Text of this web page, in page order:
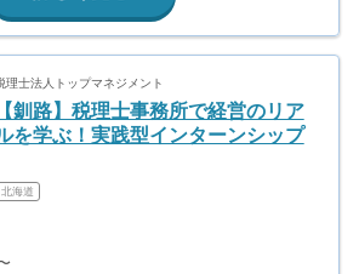
理士法人トップマネジメント
【釧路】税理士事務所で経営のリア
を学ぶ！実践型インターンシップ
北海道